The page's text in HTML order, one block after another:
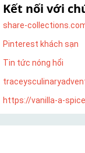
Kết nối với
share-
Pinterest khách sạn
Tin tức nóng hổi
https://vanilla-a-